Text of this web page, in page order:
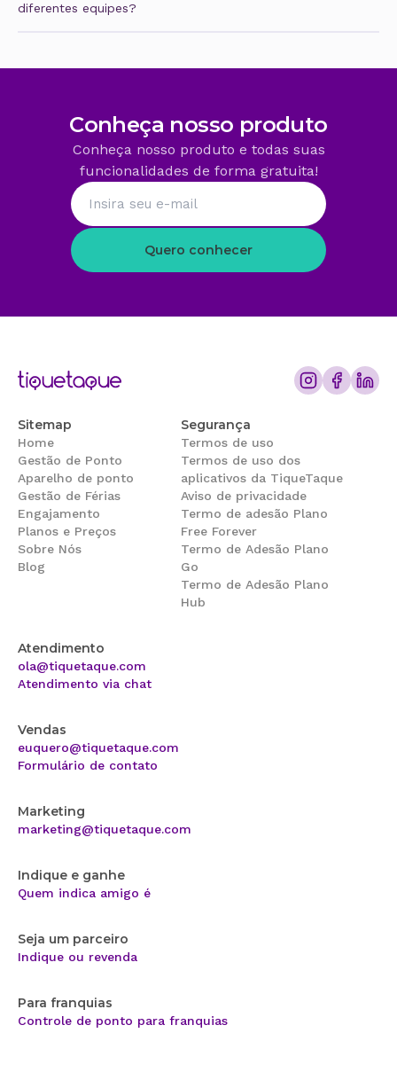
diferentes equipes?
esteja na escala do funcionário que seu trabalho
Conheça nosso produto
Conheça nosso produto e todas suas
funcionalidades de forma gratuita!
Quero conhecer
Sitemap
Home
Gestão de Ponto
Aparelho de ponto
Gestão de Férias
Engajamento
Planos e Preços
Sobre Nós
Blog
Segurança
Termos de uso
Termos de uso dos
aplicativos da TiqueTaque
Aviso de privacidade
Termo de adesão Plano
Free Forever
Termo de Adesão Plano
Go
Termo de Adesão Plano
Hub
Atendimento
ola@tiquetaque.com
Atendimento via chat
Vendas
euquero@tiquetaque.com
Formulário de contato
Marketing
marketing@tiquetaque.com
Indique e ganhe
Quem indica amigo é
Seja um parceiro
Indique ou revenda
Para franquias
Controle de ponto para franquias